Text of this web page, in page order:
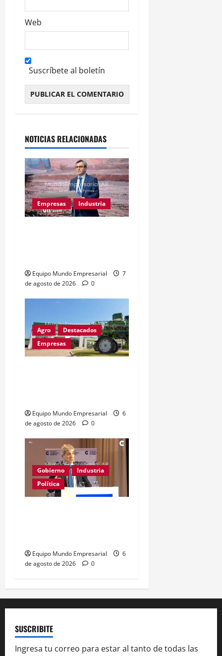
Web
Suscríbete al boletín
NOTICIAS RELACIONADAS
Empresas Industria
Equipo Mundo Empresarial
7
de agosto de 2026
0
Agro
Destacados
Empresas
Equipo Mundo Empresarial
6
de agosto de 2026
0
Gobierno
Industria
Política
Equipo Mundo Empresarial
6
de agosto de 2026
0
SUSCRIBITE
Ingresa tu correo para estar al tanto de todas las